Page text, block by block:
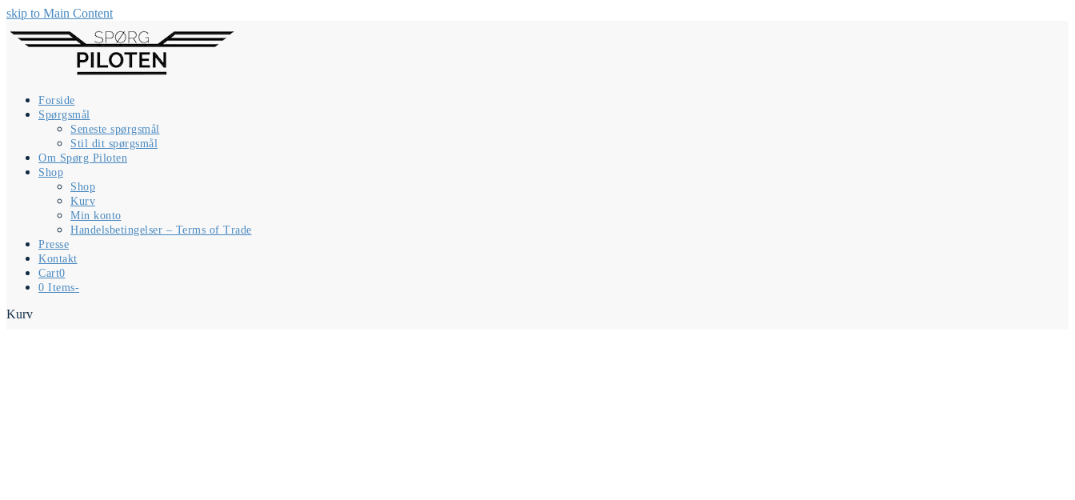
skip to Main Content
Forside
Spørgsmål
Seneste spørgsmål
Stil dit spørgsmål
Om Spørg Piloten
Shop
Shop
Kurv
Min konto
Handelsbetingelser – Terms of Trade
Presse
Kontakt
Cart0
0 Items-
Kurv